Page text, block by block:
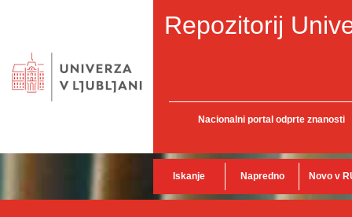
Repozitorij
Nacionalni portal odprte znanosti
Iskanje Napredno Novo v